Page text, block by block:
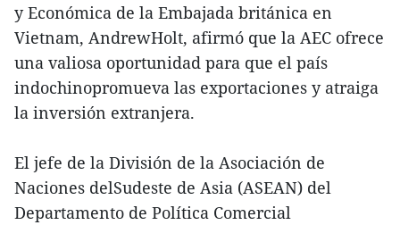
y Económica de la Embajada británica en
Vietnam, AndrewHolt, afirmó que la AEC ofrece
una valiosa oportunidad para que el país
indochinopromueva las exportaciones y atraiga
la inversión extranjera.
El jefe de la División de la Asociación de
Naciones delSudeste de Asia (ASEAN) del
Departamento de Política Comercial